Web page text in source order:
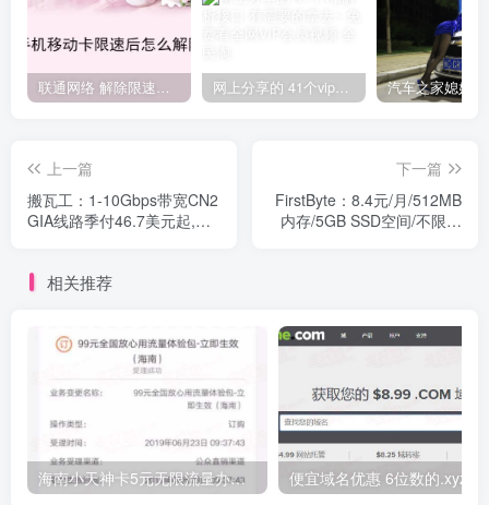
联通网络 解除限速方法参考！畅享、畅玩、老白干等及其它地区自测了 网上分享的 41个vip解析接口 有需要的拿去~ 免费看全网VIP会员视频
上一篇
搬瓦工：1-10Gbps带宽CN2
GIA线路季付46.7美元起,香
下一篇
FirstByte：8.4元/月/512MB
内存/5GB SSD空间/不限流
相关推荐
海南小天神卡5元无限流量办理的方法，5元流量不限量自行车来了